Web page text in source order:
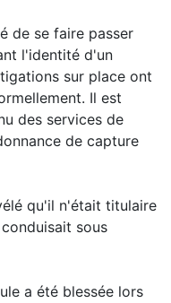
de se faire passer
l'identité d'un
sur place ont
Il est
des services de
de capture
qu'il n'était titulaire
sous
a été blessée lors